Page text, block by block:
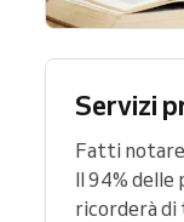
Servizi
Fatti
Il 94% delle
ricorderà di